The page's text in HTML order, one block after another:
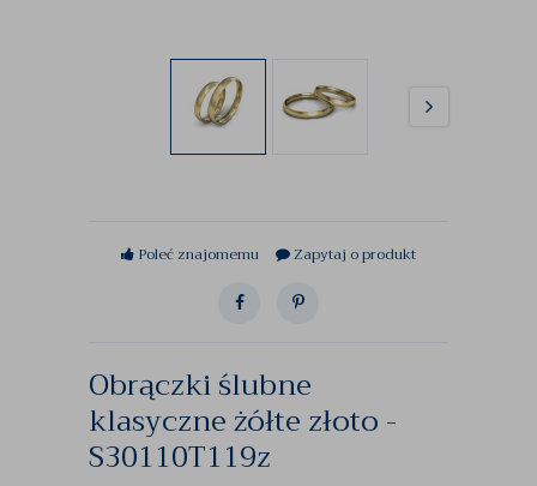
Poleć znajomemu Zapytaj o produkt
Obrączki ślubne
klasyczne żółte złoto -
S30110T119z